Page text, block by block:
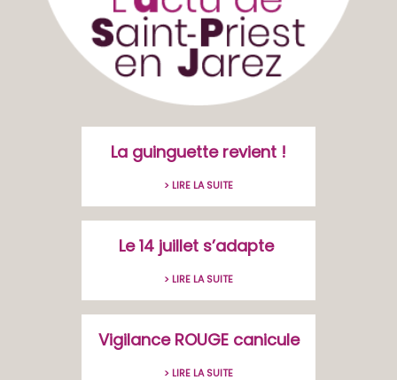
La guinguette revient !
> LIRE LA SUITE
Le 14 juillet s’adapte
> LIRE LA SUITE
Vigilance ROUGE canicule
> LIRE LA SUITE